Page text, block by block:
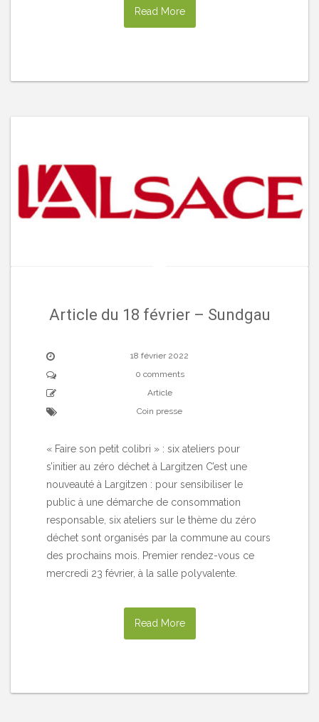
Read More
Article du 18 février – Sundgau
18 février 2022
0 comments
Article
Coin presse
« Faire son petit colibri » : six ateliers pour
s’initier au zéro déchet à Largitzen C’est une
nouveauté à Largitzen : pour sensibiliser le
public à une démarche de consommation
responsable, six ateliers sur le thème du zéro
déchet sont organisés par la commune au cours
des prochains mois. Premier rendez-vous ce
mercredi 23 février, à la salle polyvalente.
Read More